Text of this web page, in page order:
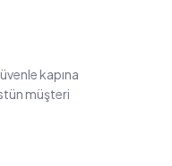
kapına
müşteri